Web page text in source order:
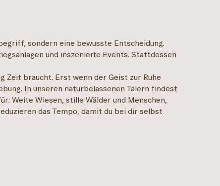
sondern eine bewusste Entscheidung.
und inszenierte Events. Stattdessen
Zeit braucht. Erst wenn der Geist zur Ruhe
In unseren naturbelassenen Tälern findest
Weite Wiesen, stille Wälder und Menschen,
das Tempo, damit du bei dir selbst